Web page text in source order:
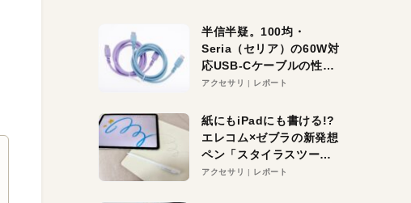
半信半疑。100均・
Seria（セリア）の60W対
応USB-Cケーブルの性能
を検証。超コスパの1本を
アクセサリ レポート
紙にもiPadにも書ける!?
エレコム×ゼブラの新発想
ペン「スタイラスツーウ
ェイ」レビュー。持ち替
アクセサリ レポート